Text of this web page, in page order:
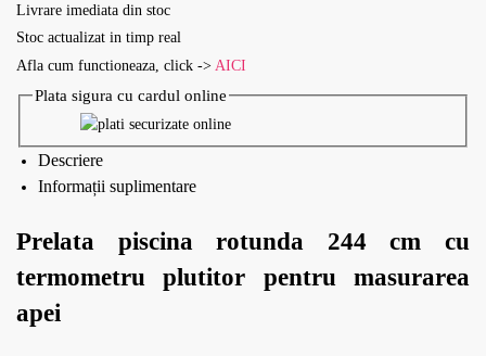
Livrare imediata din stoc
Stoc actualizat in timp real
Afla cum functioneaza, click -> AICI
Plata sigura cu cardul online
Descriere
Informații suplimentare
Prelata piscina rotunda 244 cm cu
termometru plutitor pentru masurarea
apei